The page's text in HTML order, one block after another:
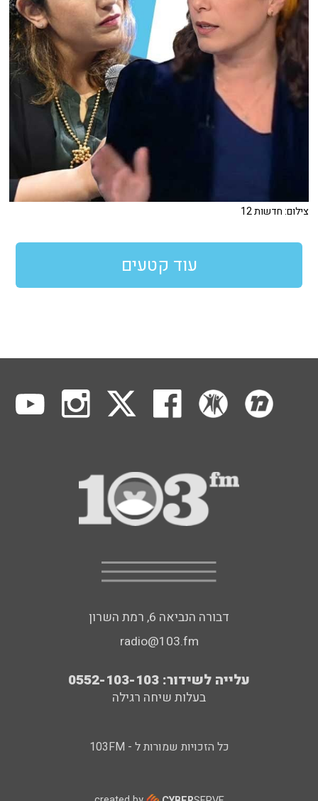
צילום: חדשות 12
עוד קטעים
דבורה הנביאה 6, רמת השרון
radio@103.fm
עלייה לשידור: 0552-103-103
בעלות שיחה רגילה
כל הזכויות שמורות ל - 103FM